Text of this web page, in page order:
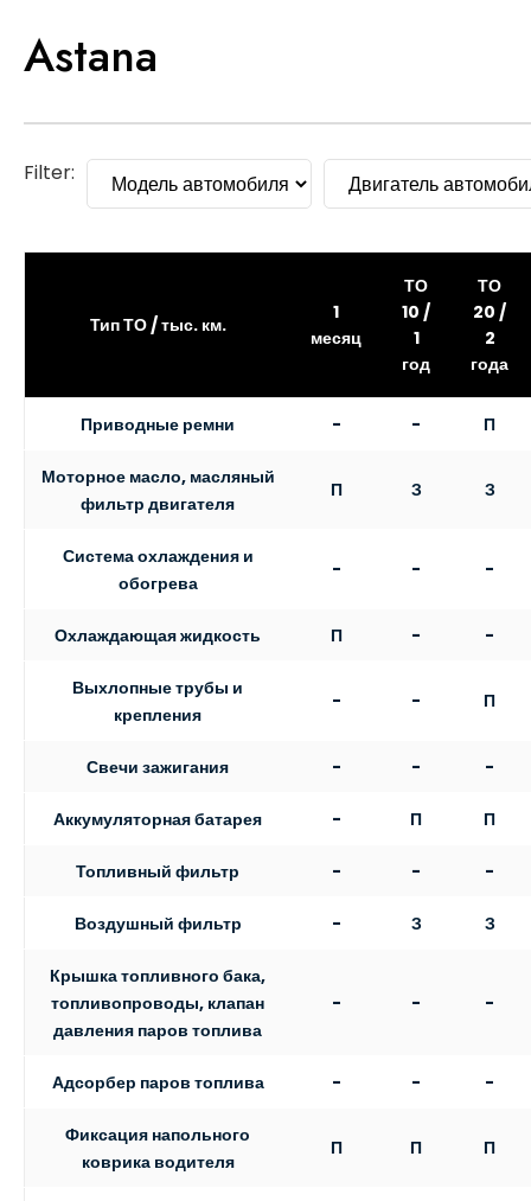
content
Astana
Filter:
Тип ТО / тыс. км.
1
месяц
ТО
10 /
1
год
ТО
20 /
2
года
Приводные ремни - - П
Моторное масло, масляный
фильтр двигателя
П З З
Система охлаждения и
обогрева
- - -
Охлаждающая жидкость П - -
Выхлопные трубы и
крепления
- - П
Свечи зажигания - - -
Аккумуляторная батарея - П П
Топливный фильтр - - -
Воздушный фильтр - З З
Крышка топливного бака,
топливопроводы, клапан
давления паров топлива
- - -
Адсорбер паров топлива - - -
Фиксация напольного
коврика водителя
П П П